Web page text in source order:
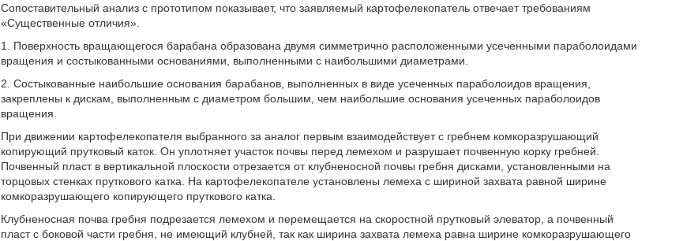
Сопоставительный анализ с прототипом показывает, что заявляемый картофелекопатель отвечает требованиям
«Существенные отличия».
1. Поверхность вращающегося барабана образована двумя симметрично расположенными усеченными параболоидами
вращения и состыкованными основаниями, выполненными с наибольшими диаметрами.
2. Состыкованные наибольшие основания барабанов, выполненных в виде усеченных параболоидов вращения,
закреплены к дискам, выполненным с диаметром большим, чем наибольшие основания усеченных параболоидов
вращения.
При движении картофелекопателя выбранного за аналог первым взаимодействует с гребнем комкоразрушающий
копирующий прутковый каток. Он уплотняет участок почвы перед лемехом и разрушает почвенную корку гребней.
Почвенный пласт в вертикальной плоскости отрезается от клубненосной почвы гребня дисками, установленными на
торцовых стенках пруткового катка. На картофелекопателе установлены лемеха с шириной захвата равной ширине
комкоразрушающего копирующего пруткового катка.
Клубненосная почва гребня подрезается лемехом и перемещается на скоростной прутковый элеватор, а почвенный
пласт с боковой части гребня, не имеющий клубней, так как ширина захвата лемеха равна ширине комкоразрушающего